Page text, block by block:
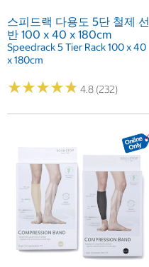
스피드랙 다용도 5단 철제 선
반 100 x 40 x 180cm
Speedrack 5 Tier Rack 100 x 40
x 180cm
★★★★★
★★★★★ 4.8 (232)